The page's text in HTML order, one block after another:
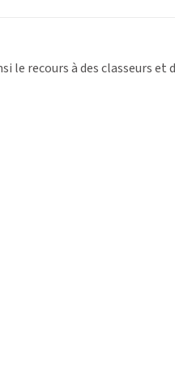
le recours à des classeurs et